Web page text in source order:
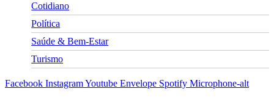
Cotidiano
Política
Saúde & Bem-Estar
Turismo
Facebook InstagramYoutube Envelope Spotify Microphone-alt